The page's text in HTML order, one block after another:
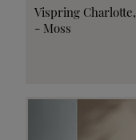
Vispring
- Moss